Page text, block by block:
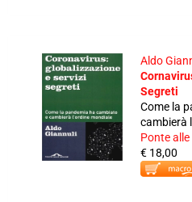
Aldo
Segreti
Come la
cambierà
Ponte
€ 18,00